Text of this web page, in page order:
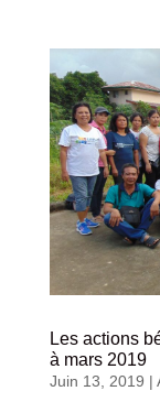
Les actions
à mars 2019
Juin 13, 2019 |